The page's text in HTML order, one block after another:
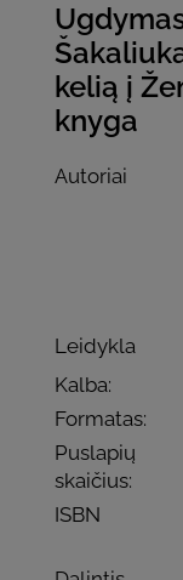
kelią į
knyga
Autoriai
Leidykla
Kalba:
Formatas:
Puslapių
skaičius:
ISBN